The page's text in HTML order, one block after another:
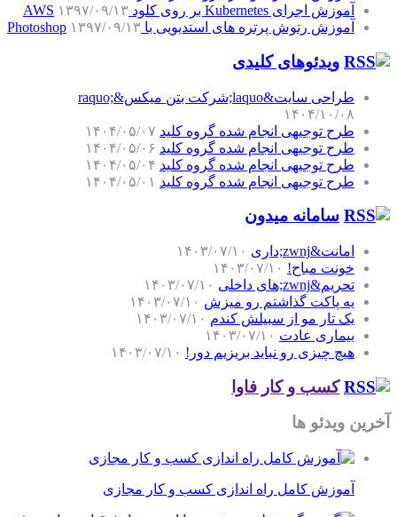
آموزش اجرای Kubernetes بر روی کلود AWS
۱۳۹۷/۰۹/۱۳
آموزش رتوش پرتره های استدیویی با Photoshop ۱۳۹۷/۰۹/۱۳
ویدئوهای کلیدی
طراحی سایت&laquo;شرکت بتن میکس&raquo;
۱۴۰۴/۱۰/۰۸
طرح توجیهی انجام شده گروه کلید ۱۴۰۴/۰۵/۰۷
طرح توجیهی انجام شده گروه کلید ۱۴۰۴/۰۵/۰۶
طرح توجیهی انجام شده گروه کلید ۱۴۰۴/۰۵/۰۴
طرح توجیهی انجام شده گروه کلید ۱۴۰۴/۰۵/۰۱
سامانه میدون
امانت&zwnj;داری
۱۴۰۳/۰۷/۱۰
خونت مباح! ۱۴۰۳/۰۷/۱۰
تحریم&zwnj;های داخلی
۱۴۰۳/۰۷/۱۰
یه پاکت گذاشتم رو میزش ۱۴۰۳/۰۷/۱۰
یک تار مو از سبیلش کندم ۱۴۰۳/۰۷/۱۰
بیماری عادت ۱۴۰۳/۰۷/۱۰
هیچ چیزی رو نباید بریزیم دور! ۱۴۰۳/۰۷/۱۰
کسب و کار فاوا
آخرین ویدئو ها
آموزش کامل راه اندازی کسب و کار مجازی